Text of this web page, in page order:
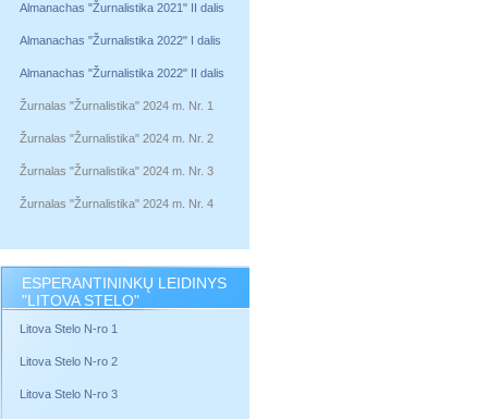
Almanachas "Žurnalistika 2021" II dalis
Almanachas "Žurnalistika 2022" I dalis
Almanachas "Žurnalistika 2022" II dalis
Žurnalas "Žurnalistika" 2024 m. Nr. 1
Žurnalas "Žurnalistika" 2024 m. Nr. 2
Žurnalas "Žurnalistika" 2024 m. Nr. 3
Žurnalas "Žurnalistika" 2024 m. Nr. 4
ESPERANTININKŲ LEIDINYS
"LITOVA STELO"
Litova Stelo N-ro 1
Litova Stelo N-ro 2
Litova Stelo N-ro 3